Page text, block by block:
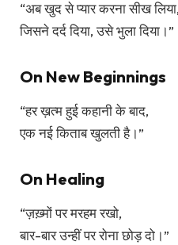
“अब खुद से प्यार करना सीख लिया,
जिसने दर्द दिया, उसे भुला दिया।”
On New Beginnings
“हर ख़त्म हुई कहानी के बाद,
एक नई किताब खुलती है।”
On Healing
“ज़ख़्मों पर मरहम रखो,
बार-बार उन्हीं पर रोना छोड़ दो।”